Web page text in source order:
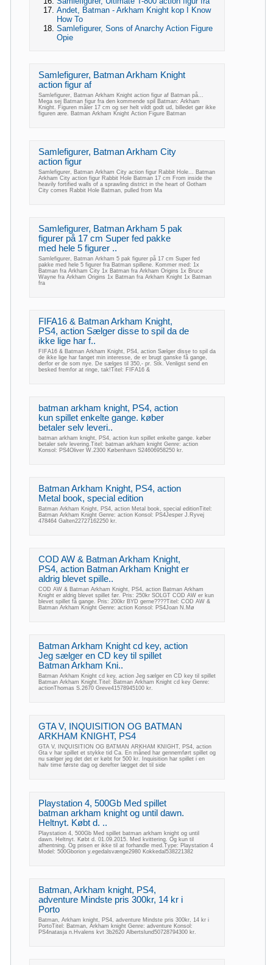
Andet, Batman - Arkham Knight kop I Know
How To
Samlefigurer, Sons of Anarchy Action Figure
Opie
Samlefigurer, Batman Arkham Knight
action figur af
Samlefigurer, Batman Arkham Knight action figur af Batman på...
Mega sej Batman figur fra den kommende spil Batman: Arkham
Knight. Figuren måler 17 cm og ser helt vildt godt ud, billedet gør ikke
figuren ære. Batman Arkham Knight Action Figure Batman
Samlefigurer, Batman Arkham City
action figur
Samlefigurer, Batman Arkham City action figur Rabbit Hole... Batman
Arkham City action figur Rabbit Hole Batman 17 cm From inside the
heavily fortified walls of a sprawling district in the heart of Gotham
City comes Rabbit Hole Batman, pulled from Ma
Samlefigurer, Batman Arkham 5 pak
figurer på 17 cm Super fed pakke
med hele 5 figurer ..
Samlefigurer, Batman Arkham 5 pak figurer på 17 cm Super fed
pakke med hele 5 figurer fra Batman spillene. Kommer med: 1x
Batman fra Arkham City 1x Batman fra Arkham Origins 1x Bruce
Wayne fra Arkham Origins 1x Batman fra Arkham Knight 1x Batman
fra
FIFA16 & Batman Arkham Knight,
PS4, action Sælger disse to spil da de
ikke lige har f..
FIFA16 & Batman Arkham Knight, PS4, action Sælger disse to spil da
de ikke lige har fanget min interesse, de er brugt ganske få gange,
derfor er de som nye. De sælges til 350,- pr. Stk. Venligst send en
besked fremfor at ringe, tak!Titel: FIFA16 &
batman arkham knight, PS4, action
kun spillet enkelte gange. køber
betaler selv leveri..
batman arkham knight, PS4, action kun spillet enkelte gange. køber
betaler selv levering.Titel: batman arkham knight Genre: action
Konsol: PS4Oliver W.2300 København S24606958250 kr.
Batman Arkham Knight, PS4, action
Metal book, special edition
Batman Arkham Knight, PS4, action Metal book, special editionTitel:
Batman Arkham Knight Genre: action Konsol: PS4Jesper J.Ryvej
478464 Galten22727162250 kr.
COD AW & Batman Arkham Knight,
PS4, action Batman Arkham Knight er
aldrig blevet spille..
COD AW & Batman Arkham Knight, PS4, action Batman Arkham
Knight er aldrig blevet spillet før. Pris: 250kr SOLGT COD AW er kun
blevet spillet få gange. Pris: 200kr BYD gerne????Titel: COD AW &
Batman Arkham Knight Genre: action Konsol: PS4Joan N.Mø
Batman Arkham Knight cd key, action
Jeg sælger en CD key til spillet
Batman Arkham Kni..
Batman Arkham Knight cd key, action Jeg sælger en CD key til spillet
Batman Arkham Knight.Titel: Batman Arkham Knight cd key Genre:
actionThomas S.2670 Greve41578945100 kr.
GTA V, INQUISITION OG BATMAN
ARKHAM KNIGHT, PS4
GTA V, INQUISITION OG BATMAN ARKHAM KNIGHT, PS4, action
Gta v har spillet et stykke tid Ca. En måned har gennemført spillet og
nu sælger jeg det det er købt for 500 kr. Inquisition har spillet i en
halv time første dag og derefter lægget det til side
Playstation 4, 500Gb Med spillet
batman arkham knight og until dawn.
Heltnyt. Købt d. ..
Playstation 4, 500Gb Med spillet batman arkham knight og until
dawn. Heltnyt. Købt d. 01.09.2015. Med kvittering. Og kun til
afhentning. Og prisen er ikke til at forhandle med.Type: Playstation 4
Model: 500Gborion y.egedalsvænge2980 Kokkedal538221382
Batman, Arkham knight, PS4,
adventure Mindste pris 300kr, 14 kr i
Porto
Batman, Arkham knight, PS4, adventure Mindste pris 300kr, 14 kr i
PortoTitel: Batman, Arkham knight Genre: adventure Konsol:
PS4natasja n.Hvalens kvt 3b2620 Albertslund50728794300 kr.